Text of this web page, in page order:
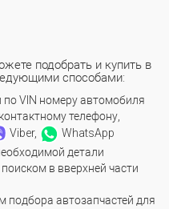
подобрать и купить в
способами:
по VIN номеру автомобиля
телефону,
Viber,
WhatsApp
детали
в вверхней части
подбора автозапчастей для